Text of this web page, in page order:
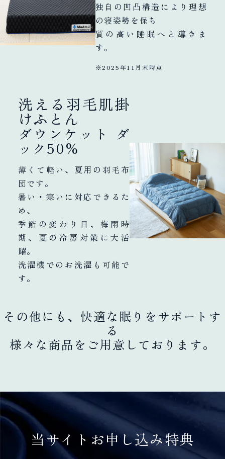
独自の凹凸構造により理想
の寝姿勢を保ち
質の高い睡眠へと導きま
す。
※2025年11月末時点
洗える羽毛肌掛
けふとん
ダウンケット ダ
ック50%
薄くて軽い、夏用の羽毛布
団です。
暑い・寒いに対応できるた
め、
季節の変わり目、梅雨時
期、夏の冷房対策に大活
躍。
洗濯機でのお洗濯も可能で
す。
その他にも、快適な眠りをサポートす
る
様々な商品をご用意しております。
当サイトお申し込み特典